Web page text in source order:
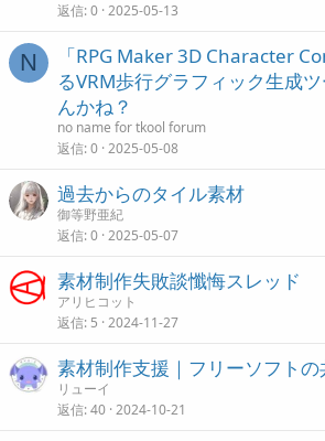
返信 0 2025-05-13
N
「RPG Maker 3D Character
るVRM歩行グラフィック生成
んかね？
no name for tkool forum
返信 0 2025-05-08
過去からのタイル素材
御等野亜紀
返信 0 2025-05-07
素材制作失敗談懺悔スレッド
アリヒコット
返信 5 2024-11-27
素材制作支援｜フリーソフトの
リューイ
返信 40 2024-10-21